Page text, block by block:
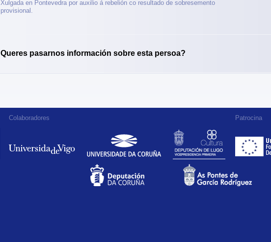
Xulgada en Pontevedra por auxilio á rebelión co resultado de sobresemento
provisional.
Queres pasarnos información sobre esta persoa?
Colaboradores Patrocina